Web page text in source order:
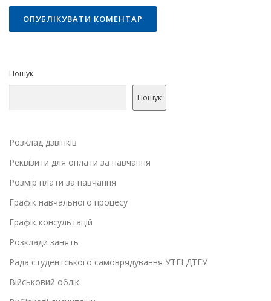
Пошук
Пошук
Розклад дзвінків
Реквізити для оплати за навчання
Розмір плати за навчання
Графік навчального процесу
Графік консультацій
Розклади занять
Рада студентського самоврядування УТЕІ ДТЕУ
Військовий облік